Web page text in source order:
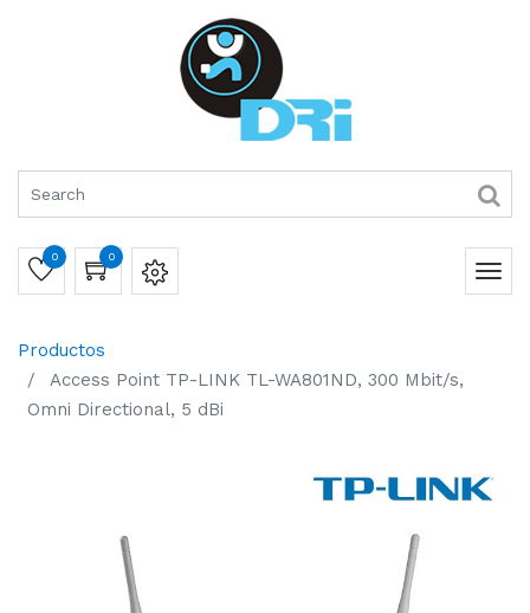
0 0
Productos
Access Point TP-LINK TL-WA801ND, 300 Mbit/s,
Omni Directional, 5 dBi